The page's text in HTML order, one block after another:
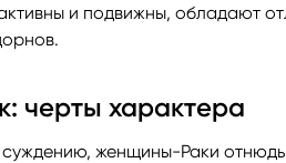
и подвижны, обладают
черты характера
женщины-Раки